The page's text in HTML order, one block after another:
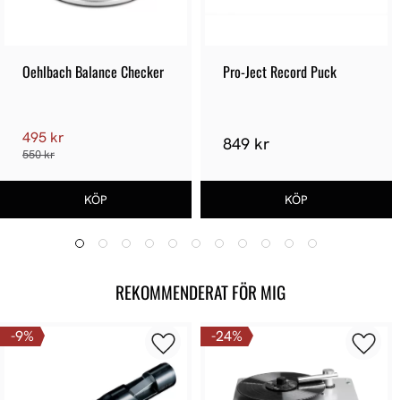
Oehlbach Balance Checker
495 kr
550 kr
Pro-Ject Record Puck
849 kr
REKOMMENDERAT FÖR MIG
9% 24%